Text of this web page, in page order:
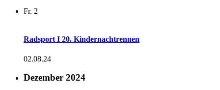
Fr. 2
Radsport I 20. Kindernachtrennen
02.08.24
Dezember 2024